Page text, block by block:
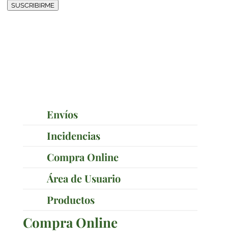
SUSCRIBIRME
Envíos
Incidencias
Compra Online
Área de Usuario
Productos
Compra Online